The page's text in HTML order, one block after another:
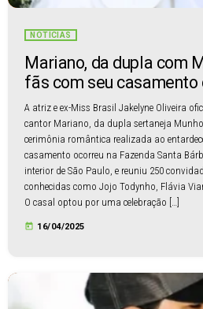
NOTÍCIAS
Mariano, da dupla com
fãs com seu casamento
A atriz e ex-Miss Brasil Jakelyne Oliveira
cantor Mariano, da dupla sertaneja
cerimônia romântica realizada ao
casamento ocorreu na Fazenda Santa
interior de São Paulo, e reuniu 250
conhecidas como Jojo Todynho, Flávia
O casal optou por uma celebração […]
today 16/04/2025